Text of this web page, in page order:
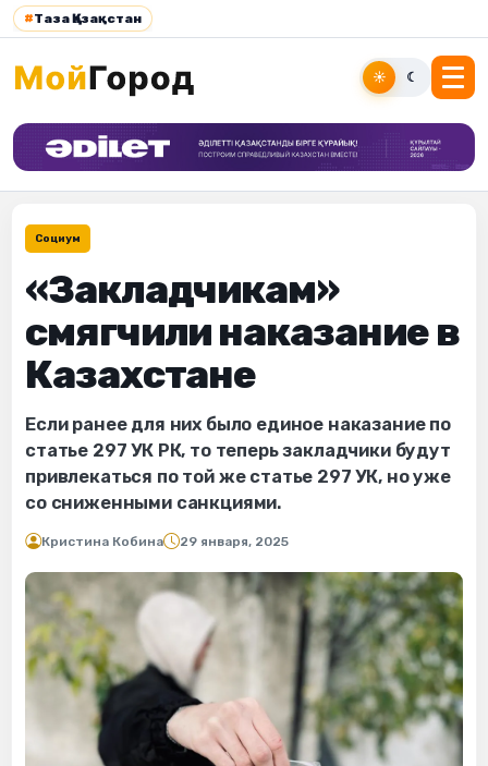
#Таза Қазақстан
☀ ☾
Социум
«Закладчикам»
смягчили наказание в
Казахстане
Если ранее для них было единое наказание по
статье 297 УК РК, то теперь закладчики будут
привлекаться по той же статье 297 УК, но уже
со сниженными санкциями.
Кристина Кобина 29 января, 2025